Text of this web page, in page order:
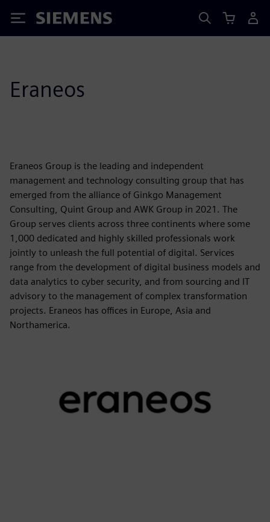
Siemens
Eraneos
Eraneos Group is the leading and independent
management and technology consulting group that has
emerged from the alliance of Ginkgo Management
Consulting, Quint Group and AWK Group in 2021. The
Group serves clients across three continents where some
1,000 dedicated and highly skilled professionals work
jointly to unleash the full potential of digital. Services
range from the development of digital business models and
data analytics to cyber security, and from sourcing and IT
advisory to the management of complex transformation
projects. Eraneos has offices in Europe, Asia and
Northamerica.